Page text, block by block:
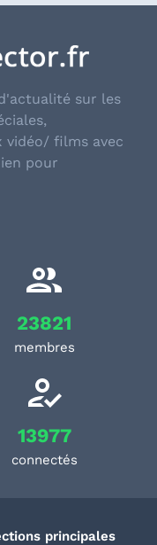
sur les
vidéo/ films avec
pour
23821
membres
13977
connectés
principales